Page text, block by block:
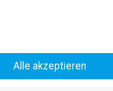
Studio
Alle akzeptieren